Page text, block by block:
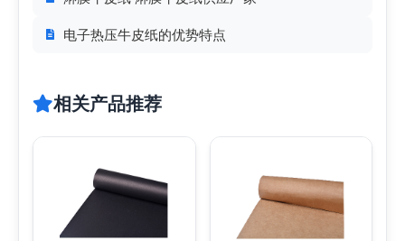
电子热压牛皮纸的优势特点
相关产品推荐